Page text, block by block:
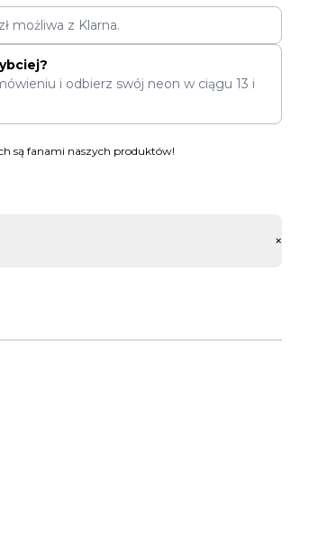
zł możliwa z Klarna.
i odbierz swój neon w ciągu 13 i
są fanami naszych produktów!
+